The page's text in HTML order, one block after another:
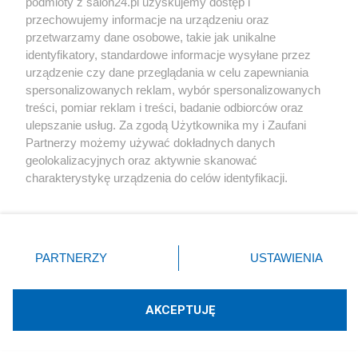
Teatr cieni na polsko-ukraińskiej scenie. Kto
naprawdę reżyseruje nasz wspólny gniew?
Polityka
Emerytura obywatelska: Rewolucja godności czy
pułapka solidarności?
Tematy Gandalf Iławecki
przechowujemy informacje na urządzeniu oraz
przetwarzamy dane osobowe, takie jak unikalne
identyfikatory, standardowe informacje wysyłane przez
urządzenie czy dane przeglądania w celu zapewniania
spersonalizowanych reklam, wybór spersonalizowanych
treści, pomiar reklam i treści, badanie odbiorców oraz
ulepszanie usług. Za zgodą Użytkownika my i Zaufani
Partnerzy możemy używać dokładnych danych
geolokalizacyjnych oraz aktywnie skanować
charakterystykę urządzenia do celów identyfikacji.
zmienić/wycofać klikając przycisk ustawień prywatności
znajdujący się w lewym dolnym rogu strony
rodzaje przetwarzania danych nie wymagają zgody
użytkownika, ale masz prawo sprzeciwić się takiemu
PARTNERZY USTAWIENIA
AKCEPTUJĘ